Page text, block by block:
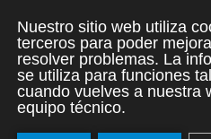
Nuestro sitio web utiliza
terceros para poder
resolver problemas. La
se utiliza para funciones
cuando vuelves a nuestra
equipo técnico.